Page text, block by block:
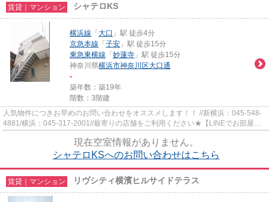
賃貸｜マンション シャテロKS
横浜線 「 大口 」駅 徒歩4分
京急本線 「 子安 」駅 徒歩15分
東急東横線 「 妙蓮寺 」駅 徒歩15分
神奈川県横浜市神奈川区大口通
-
築年数：築19年
階数：3階建
人気物件につきお早めのお問い合わせをオススメします！！ //新横浜：045-548-
4881/横浜：045-317-2001//最寄りの店舗をご利用ください★【LINEでお部屋探
現在空室情報がありません。
シャテロKSへのお問い合わせはこちら
賃貸｜マンション リヴシティ横濱ヒルサイドテラス